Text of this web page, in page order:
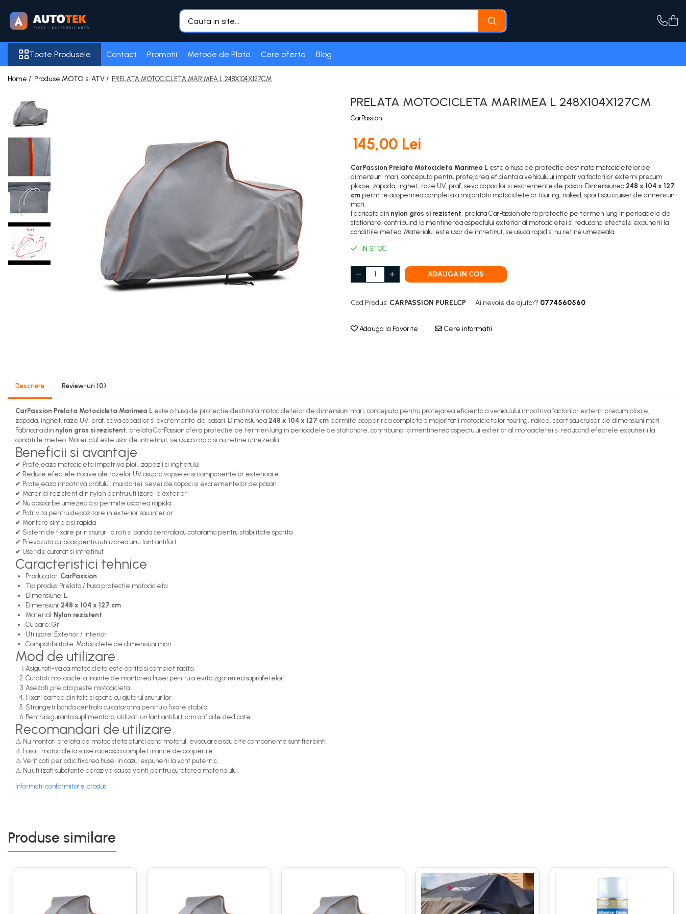
Accesorii Auto
Frigider auto
Senzori de Parcare
Acumulatori
105 Ah
16 AH
18 Ah
5 Ah
50 Ah
60 Ah
70 Ah
Aditiv ulei
Aditivi Benzina
Aditivi Motorina - Diesel
Aditivi transmisie automata
Antigel
Antigel G11
Antigel G12
Antigel G12++
Antigel G13
Antigel VERDE
Lichid de frana
DOT 3
DOT 4
DOT 5.1
Becuri auto
Becuri LED
Bec W5W
Consumabile
Kit distributie
Kit distributie BMW OE
Intretinere Auto
Detailing
Spalare si Ingrijire
Toate Produsele Contact Promotii Metode de Plata Cere oferta Blog
Home / Produse MOTO si ATV / PRELATA MOTOCICLETA MARIMEA L 248X104X127CM
PRELATA MOTOCICLETA MARIMEA L 248X104X127CM
CarPassion
145,00 Lei
CarPassion Prelata Motocicleta Marimea L este o husa de protectie destinata motocicletelor de
dimensiuni mari, conceputa pentru protejarea eficienta a vehiculului impotriva factorilor externi precum
ploaie, zapada, inghet, raze UV, praf, seva copacilor si excremente de pasari. Dimensiunea 248 x 104 x 127
cm permite acoperirea completa a majoritatii motocicletelor touring, naked, sport sau cruiser de dimensiuni
mari.
Fabricata din nylon gros si rezistent, prelata CarPassion ofera protectie pe termen lung in perioadele de
stationare, contribuind la mentinerea aspectului exterior al motocicletei si reducand efectele expunerii la
conditiile meteo. Materialul este usor de intretinut, se usuca rapid si nu retine umezeala.
IN STOC
ADAUGA IN COS
Cod Produs: CARPASSION PURELCP Ai nevoie de ajutor? 0774560560
Adauga la Favorite Cere informatii
Descriere Review-uri (0)
CarPassion Prelata Motocicleta Marimea L este o husa de protectie destinata motocicletelor de dimensiuni mari, conceputa pentru protejarea eficienta a vehiculului impotriva factorilor externi precum ploaie,
zapada, inghet, raze UV, praf, seva copacilor si excremente de pasari. Dimensiunea 248 x 104 x 127 cm permite acoperirea completa a majoritatii motocicletelor touring, naked, sport sau cruiser de dimensiuni mari.
Fabricata din nylon gros si rezistent, prelata CarPassion ofera protectie pe termen lung in perioadele de stationare, contribuind la mentinerea aspectului exterior al motocicletei si reducand efectele expunerii la
conditiile meteo. Materialul este usor de intretinut, se usuca rapid si nu retine umezeala.
Beneficii si avantaje
✔ Protejeaza motocicleta impotriva ploii, zapezii si inghetului
✔ Reduce efectele nocive ale razelor UV asupra vopselei si componentelor exterioare
✔ Protejeaza impotriva prafului, murdariei, sevei de copaci si excrementelor de pasari
✔ Material rezistent din nylon pentru utilizare la exterior
✔ Nu absoarbe umezeala si permite uscarea rapida
✔ Potrivita pentru depozitare in exterior sau interior
✔ Montare simpla si rapida
✔ Sistem de fixare prin snururi la roti si banda centrala cu catarama pentru stabilitate sporita
✔ Prevazuta cu locas pentru utilizarea unui lant antifurt
✔ Usor de curatat si intretinut
Caracteristici tehnice
Producator: CarPassion
Tip produs: Prelata / husa protectie motocicleta
Dimensiune: L
Dimensiuni: 248 x 104 x 127 cm
Material: Nylon rezistent
Culoare: Gri
Utilizare: Exterior / interior
Compatibilitate: Motociclete de dimensiuni mari
Mod de utilizare
Asigurati-va ca motocicleta este oprita si complet racita.
Curatati motocicleta inainte de montarea husei pentru a evita zgarierea suprafetelor.
Asezati prelata peste motocicleta.
Fixati partea din fata si spate cu ajutorul snururilor.
Strangeti banda centrala cu catarama pentru o fixare stabila.
Pentru siguranta suplimentara, utilizati un lant antifurt prin orificiile dedicate.
Recomandari de utilizare
⚠ Nu montati prelata pe motocicleta atunci cand motorul, evacuarea sau alte componente sunt fierbinti.
⚠ Lasati motocicleta sa se raceasca complet inainte de acoperire.
⚠ Verificati periodic fixarea husei in cazul expunerii la vant puternic.
⚠ Nu utilizati substante abrazive sau solventi pentru curatarea materialului.
Informatii conformitate produs
Produse similare